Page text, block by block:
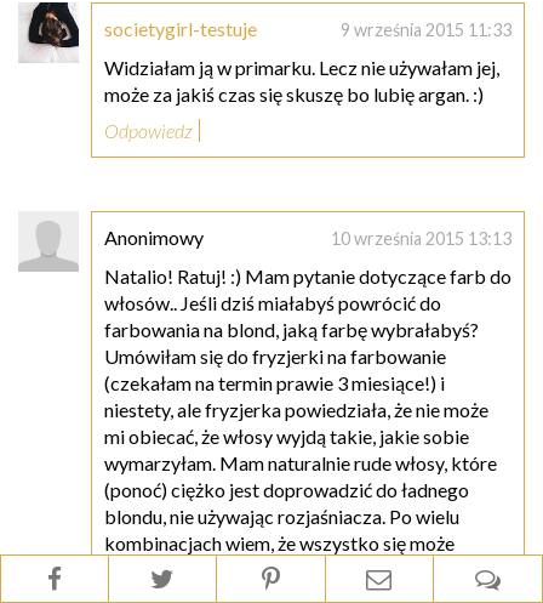
societygirl-testuje 9 września 2015 11:33
Widziałam ją w primarku. Lecz nie używałam jej,
może za jakiś czas się skuszę bo lubię argan. :)
Odpowiedz
Anonimowy 10 września 2015 13:13
Natalio! Ratuj! :) Mam pytanie dotyczące farb do
włosów.. Jeśli dziś miałabyś powrócić do
farbowania na blond, jaką farbę wybrałabyś?
Umówiłam się do fryzjerki na farbowanie
(czekałam na termin prawie 3 miesiące!) i
niestety, ale fryzjerka powiedziała, że nie może
mi obiecać, że włosy wyjdą takie, jakie sobie
wymarzyłam. Mam naturalnie rude włosy, które
(ponoć) ciężko jest doprowadzić do ładnego
blondu, nie używając rozjaśniacza. Po wielu
kombinacjach wiem, że wszystko się może
zdarzyć, dlatego pytam o farbę :) Czy mogłabyś
mi doradzić?